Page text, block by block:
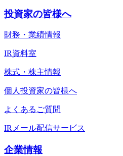
投資家の皆様へ
財務・業績情報
IR資料室
株式・株主情報
個人投資家の皆様へ
よくあるご質問
IRメール配信サービス
企業情報